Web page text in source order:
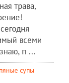
трава,
всеми
п ...
супы